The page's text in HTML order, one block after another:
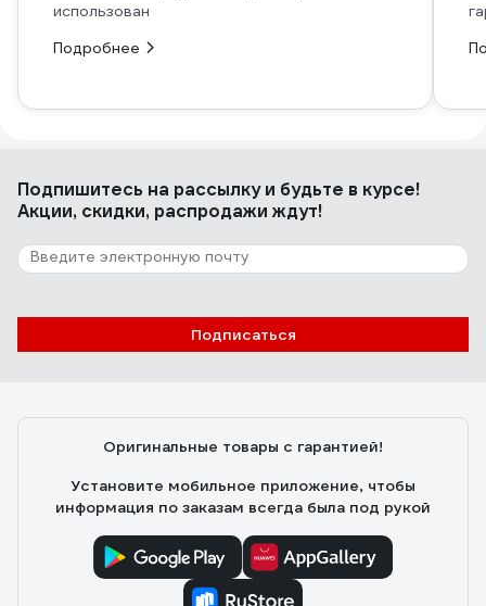
использован
Подробнее
Подпишитесь на рассылкуи будьте в курсе!
Акции, скидки, распродажи ждут!
Подписаться
Оригинальные товары с гарантией!
Установите мобильное приложение, чтобы
информация по заказам всегда была под рукой